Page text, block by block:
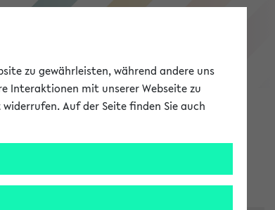
eKVV
zu gewährleisten, während andere uns
Interaktionen mit unserer Webseite zu
Auf der Seite finden Sie auch